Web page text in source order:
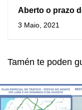
Aberto o prazo
solicitudes para
3 Maio, 2021
Tamén te poden